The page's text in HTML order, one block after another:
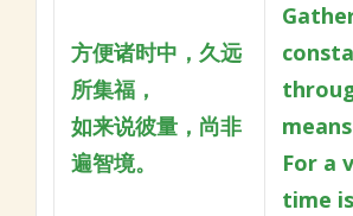
方便诸时中，久远
所集福，
如来说彼量，尚非
遍智境。
means
For a
time is